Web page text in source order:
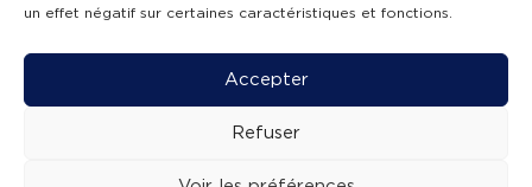
un effet négatif sur certaines caractéristiques et fonctions.
Accepter
Refuser
Mentions légales -Accessibilité